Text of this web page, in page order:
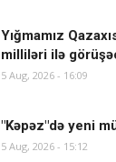
Yığmamız
milliləri ilə
5 Aug, 2026 - 16:09
"Kəpəz"də yeni
5 Aug, 2026 - 15:12